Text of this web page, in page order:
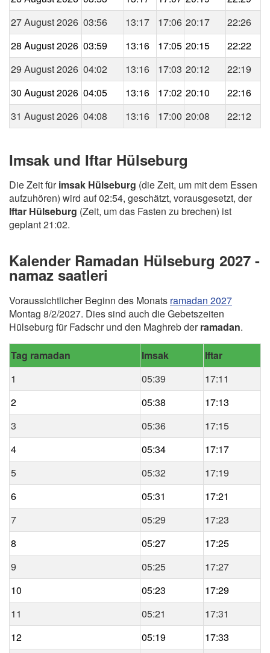
27 August 2026 03:56 13:17 17:06 20:17
22:26
28 August 2026 03:59 13:16 17:05 20:15
22:22
29 August 2026 04:02 13:16 17:03 20:12
22:19
30 August 2026 04:05 13:16 17:02 20:10
22:16
31 August 2026 04:08 13:16 17:00 20:08 22:12
Imsak und Iftar Hülseburg
Die Zeit fürimsak Hülseburg (die Zeit, um mit dem Essen
aufzuhören) wird auf 02:54, geschätzt, vorausgesetzt, der
Iftar Hülseburg (Zeit, um das Fasten zu brechen) ist
geplant 21:02.
Kalender Ramadan Hülseburg 2027 -
namaz saatleri
Voraussichtlicher Beginn des Monats ramadan 2027
Montag 8/2/2027. Dies sind auch die Gebetszeiten
Hülseburg für Fadschr und den Maghreb derramadan.
Tag ramadan Imsak
Iftar
1
05:39
17:11
2
05:38
17:13
3
05:36
17:15
4
05:34
17:17
5
05:32
17:19
6
05:31
17:21
7
05:29
17:23
8
05:27
17:25
9
05:25
17:27
10
05:23
17:29
11
05:21
17:31
12
05:19
17:33